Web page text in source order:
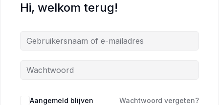
Hi, welkom terug!
Aangemeld blijven Wachtwoord vergeten?